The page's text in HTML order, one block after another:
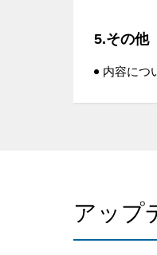
5.その他
内容につ
アップ